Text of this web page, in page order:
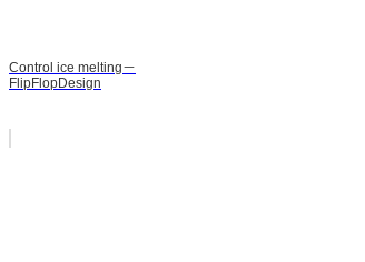
Control ice melting－
FlipFlopDesign